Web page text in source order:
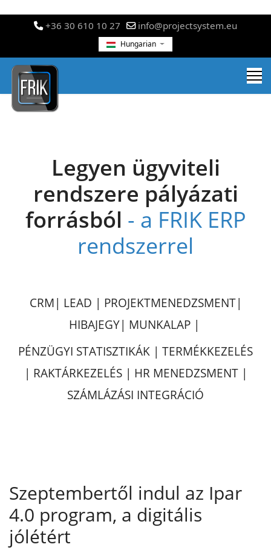
+36 30 610 10 27 info@projectsystem.eu
Hungarian
Legyen ügyviteli
rendszere pályázati
forrásból - a FRIK ERP
rendszerrel
CRM| LEAD | PROJEKTMENEDZSMENT|
HIBAJEGY| MUNKALAP |
PÉNZÜGYI STATISZTIKÁK | TERMÉKKEZELÉS
| RAKTÁRKEZELÉS | HR MENEDZSMENT |
SZÁMLÁZÁSI INTEGRÁCIÓ
Szeptembertől indul az Ipar
4.0 program, a digitális
jólétért